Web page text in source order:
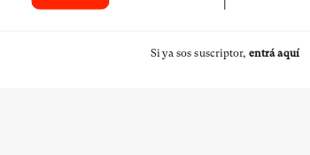
Si ya sos suscriptor, entrá aquí